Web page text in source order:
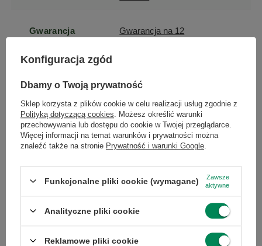
Gwarancja
Gwarancja na 12
Stan Używany
Model Latitude 5510
Model
Intel Core i5-10310U
Przekątna
ekranu
15.6
Konfiguracja zgód
Dbamy o Twoją prywatność
Sklep korzysta z plików cookie w celu realizacji usług zgodnie z
Polityką dotyczącą cookies . Możesz określić warunki
przechowywania lub dostępu do cookie w Twojej przeglądarce.
Więcej informacji na temat warunków i prywatności można
znaleźć także na stronie Prywatność i warunki Google
Funkcjonalne pliki cookie (wymagane)
Zawsze
aktywne
Analityczne pliki cookie
Reklamowe pliki cookie